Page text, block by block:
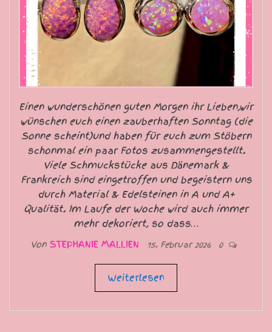
Einen wunderschönen guten Morgen ihr Lieben,wir
wünschen euch einen zauberhaften Sonntag (die
Sonne scheint)und haben für euch zum Stöbern
schonmal ein paar Fotos zusammengestellt.
Viele Schmuckstücke aus Dänemark &
Frankreich sind eingetroffen und begeistern uns
durch Material & Edelsteinen in A und A+
Qualität. Im Laufe der Woche wird auch immer
mehr dekoriert, so dass…
Von STEPHANIE MALLIEN 15. Februar 2026 0
Weiterlesen